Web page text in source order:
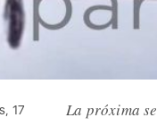
17
La próxima